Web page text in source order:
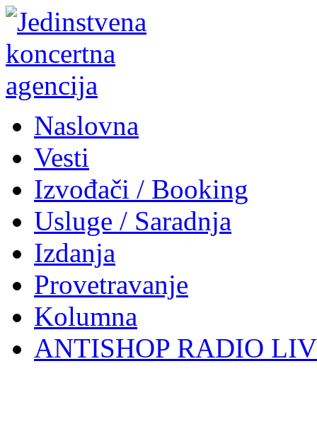
Naslovna
Vesti
Izvođači / Booking
Usluge / Saradnja
Izdanja
Provetravanje
Kolumna
ANTISHOP RADIO